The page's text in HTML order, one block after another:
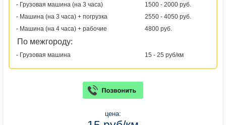
- Грузовая машина (на 3 часа)
1500 - 2000 руб.
- Машина (на 3 часа) + погрузка
2550 - 4050 руб.
- Машина (на 4 часа) + рабочие
4800 руб.
По межгороду:
- Грузовая машина 15 - 25 руб/км
цена: